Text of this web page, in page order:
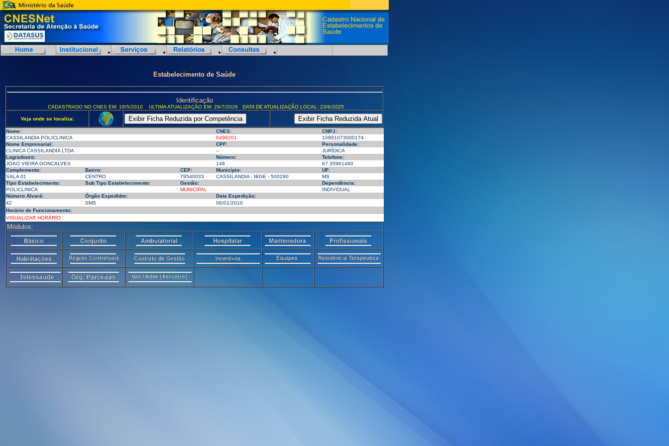
Estabelecimento de Saúde
Identificação
CADASTRADO NO CNES EM: 18/5/2010 ULTIMA ATUALIZAÇÃO EM: 29/7/2026 DATA DE ATUALIZAÇÃO LOCAL: 23/6/2025
Veja onde se localiza:
Nome: CNES:
CNPJ:
CASSILANDIA POLICLINICA
6499201
10891073000174
Nome Empresarial:
CPF:
Personalidade:
CLINICA CASSILANDIA LTDA
--
JURÍDICA
Logradouro:
Número:
Telefone:
JOAO VIEIRA GONCALVES
148
67 35961480
Complemento:
Bairro: CEP: Município:
UF:
SALA 01
CENTRO 79540033 CASSILANDIA - IBGE - 500290
MS
Tipo Estabelecimento:
Sub Tipo Estabelecimento: Gestão:
Dependência:
POLICLINICA
MUNICIPAL
INDIVIDUAL
Número Alvará:
Órgão Expedidor:
Data Expedição:
42
SMS
06/01/2010
Horário de Funcionamento:
VISUALIZAR HORÁRIO
Módulos: